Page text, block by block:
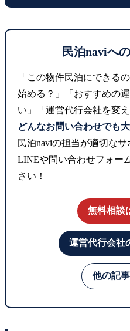
民泊naviへ
「この物件民泊にできる
始める？」「おすすめの
い」「運営代行会社を変
どんなお問い合わせでも
民泊naviの担当が適切なサ
LINEや問い合わせフォー
さい！
無料相談
運営代行会社
他の記